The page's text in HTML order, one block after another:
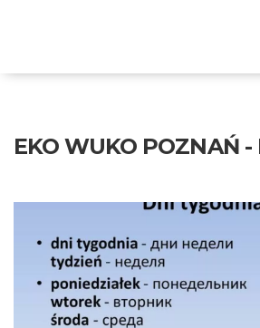
EKO WUKO POZNAŃ -